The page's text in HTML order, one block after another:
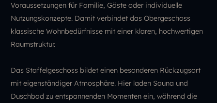
Voraussetzungen für Familie, Gäste oder individuelle
Nutzungskonzepte. Damit verbindet das Obergeschoss
klassische Wohnbedürfnisse mit einer klaren, hochwertigen
Raumstruktur.
Das Staffelgeschoss bildet einen besonderen Rückzugsort
mit eigenständiger Atmosphäre. Hier laden Sauna und
Duschbad zu entspannenden Momenten ein, während die